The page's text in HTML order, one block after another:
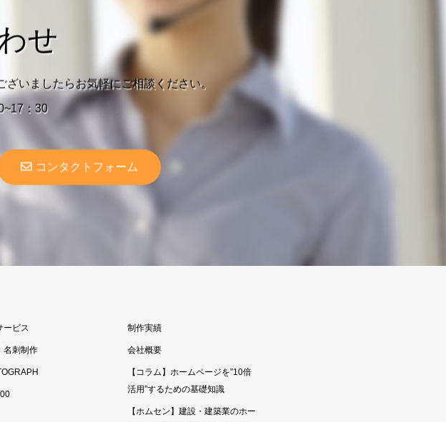
せ
いましたらお気軽にご相談ください。
：30
コンタクトフォーム
ービス
名刺制作
制作実績
会社概要
【コラム】ホームページを”10倍
活用”するための基礎知識
【ホムセン】建設・建築業のホー